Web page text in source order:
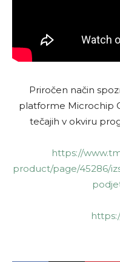
Priročen način
platforme Microchip
tečajih v okviru
https://
product/page/45286/